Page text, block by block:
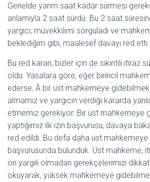
Genelde yarım saat kadar sürmesi
anlamıyla 2 saat sürdü. Bu 2 saat
yargıcı, müvekkilimi sorguladı ve
beklediğim gibi, maalesef davayı red etti.
Bu red kararı, bizler için de sıkıntılı itiraz
oldu. Yasalara göre, eğer birincil
ederse, Â bir üst mahkemeye
almamız ve yargıcın verdiği kararda
etmemiz gerekiyor. Bir üst mahkemeye
yaptığımız ilk izin başvurusu, davaya
red edildi. Bu defa daha üst mahkemeye
başvurusunda bulunduk. Üst mahkeme,
ön yargılı olmadan gerekçelerimizi
okuyarak, yüksek mahkemeye